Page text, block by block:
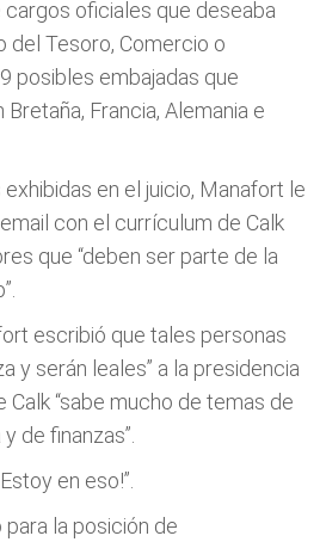
oficiales que deseaba
del Tesoro, Comercio o
posibles embajadas que
Francia, Alemania e
en el juicio, Manafort le
con el currículum de Calk
que “deben ser parte de la
escribió que tales personas
y serán leales” a la presidencia
Calk “sabe mucho de temas de
de finanzas”.
en eso!”.
la posición de